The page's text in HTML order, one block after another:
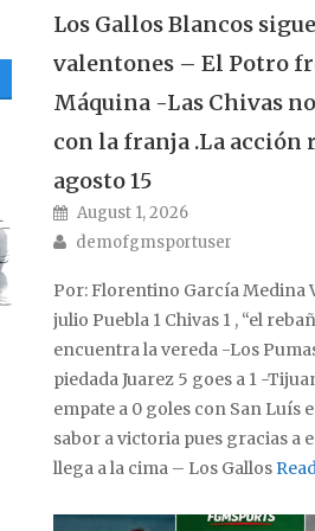
Los Gallos Blancos
valentones – El Potro
Máquina -Las Chivas
con la franja .La acción
agosto 15
Posted on
August 1, 2026
Author
demofgmsportuser
Por: Florentino García Medina
julio Puebla 1 Chivas 1 , “el
encuentra la vereda -Los
piedada Juarez 5 goes a 1 -
empate a 0 goles con San Luís
sabor a victoria pues gracias a
llega a la cima – Los Gallos